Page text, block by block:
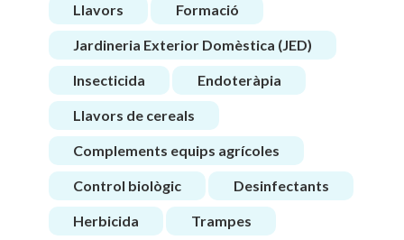
Llavors Formació
Jardineria Exterior Domèstica (JED)
Insecticida Endoteràpia
Llavors de cereals
Complements equips agrícoles
Control biològic Desinfectants
Herbicida Trampes